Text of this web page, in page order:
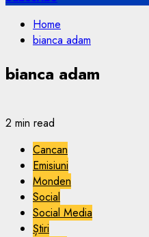
Home
bianca adam
bianca adam
2 min read
Cancan
Emisiuni
Monden
Social
Social Media
Știri